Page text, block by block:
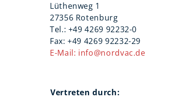
Lüthenweg 1
27356 Rotenburg
Tel.: +49 4269 92232-0
Fax: +49 4269 92232-29
E-Mail: info@nordvac.de
Vertreten durch: